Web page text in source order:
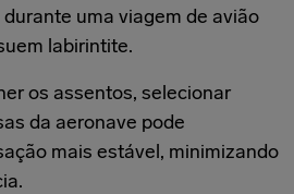
uma viagem de avião
labirintite.
os assentos, selecionar
da aeronave pode
mais estável, minimizando